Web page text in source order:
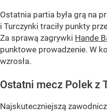
Ostatnia partia była grą na
i Turczynki traciły punkty
Za sprawą zagrywki Hande
punktowe prowadzenie. W
wzrosła.
Ostatni mecz Polek z
Najskuteczniejszą